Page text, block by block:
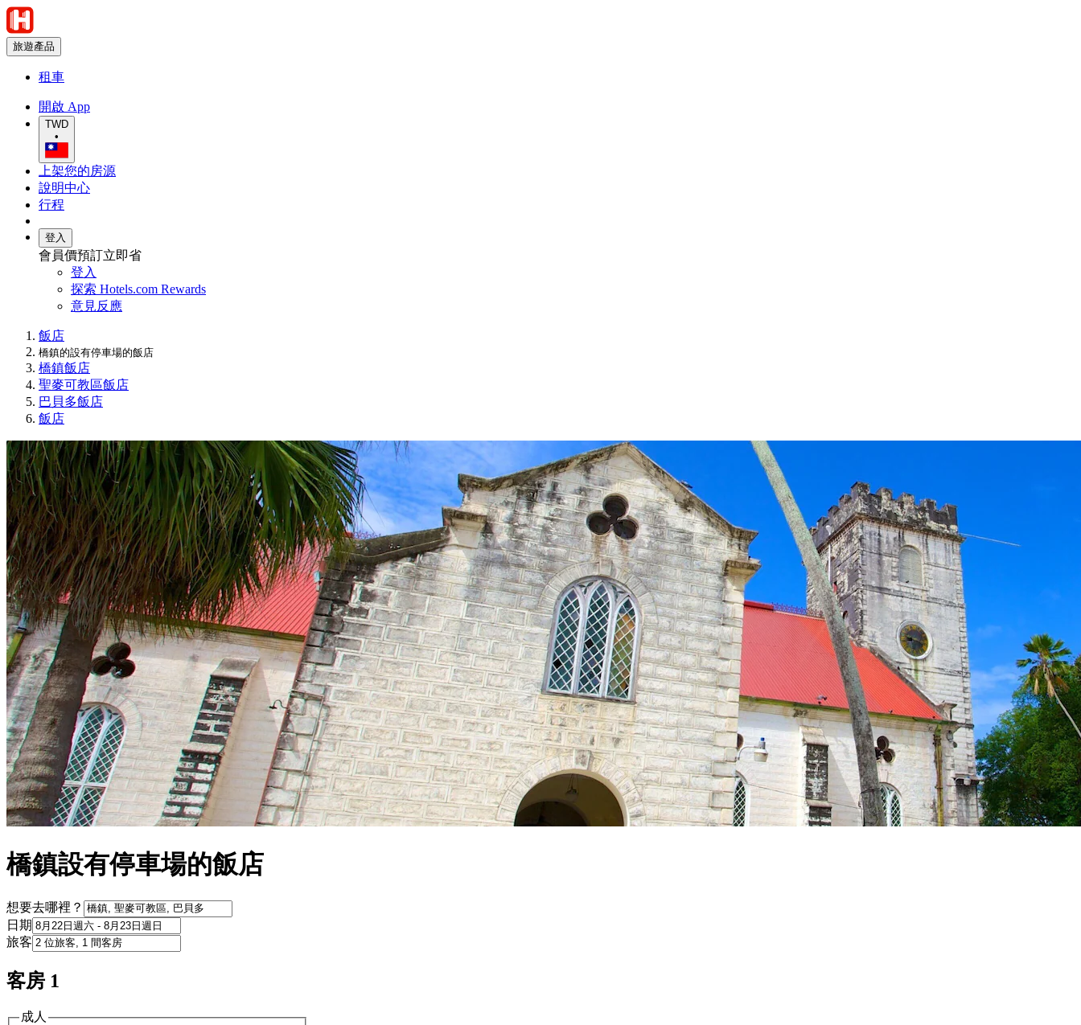
旅遊產品
租車
開啟 App
TWD
•
上架您的房源
說明中心
行程
登入
會員價預訂立即省
登入
探索 Hotels.com Rewards
意見反應
飯店
橋鎮的設有停車場的飯店
橋鎮飯店
聖麥可教區飯店
巴貝多飯店
飯店
橋鎮設有停車場的飯店
想要去哪裡？
日期
旅客
客房 1
成人